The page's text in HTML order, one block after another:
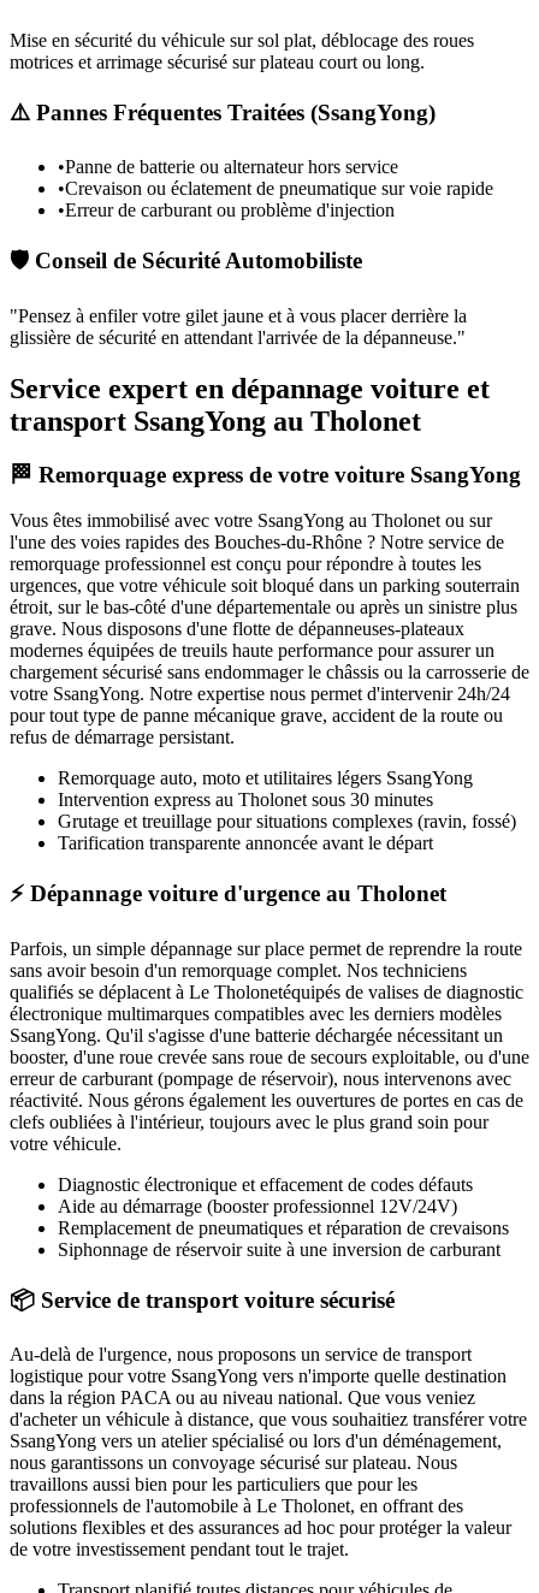
Mise en sécurité du véhicule sur sol plat, déblocage des roues
motrices et arrimage sécurisé sur plateau court ou long.
⚠️ Pannes Fréquentes Traitées (SsangYong)
•Panne de batterie ou alternateur hors service
•Crevaison ou éclatement de pneumatique sur voie rapide
•Erreur de carburant ou problème d'injection
🛡️ Conseil de Sécurité Automobiliste
"Pensez à enfiler votre gilet jaune et à vous placer derrière la
glissière de sécurité en attendant l'arrivée de la dépanneuse."
Service expert en dépannage voiture et
transport SsangYong au Tholonet
🏁 Remorquage express de votre voiture SsangYong
Vous êtes immobilisé avec votre SsangYong au Tholonet ou sur
l'une des voies rapides des Bouches-du-Rhône ? Notre service de
remorquage professionnel est conçu pour répondre à toutes les
urgences, que votre véhicule soit bloqué dans un parking souterrain
étroit, sur le bas-côté d'une départementale ou après un sinistre plus
grave. Nous disposons d'une flotte de dépanneuses-plateaux
modernes équipées de treuils haute performance pour assurer un
chargement sécurisé sans endommager le châssis ou la carrosserie de
votre SsangYong. Notre expertise nous permet d'intervenir 24h/24
pour tout type de panne mécanique grave, accident de la route ou
refus de démarrage persistant.
Remorquage auto, moto et utilitaires légers SsangYong
Intervention express au Tholonet sous 30 minutes
Grutage et treuillage pour situations complexes (ravin, fossé)
Tarification transparente annoncée avant le départ
⚡ Dépannage voiture d'urgence au Tholonet
Parfois, un simple dépannage sur place permet de reprendre la route
sans avoir besoin d'un remorquage complet. Nos techniciens
qualifiés se déplacent à Le Tholonetéquipés de valises de diagnostic
électronique multimarques compatibles avec les derniers modèles
SsangYong. Qu'il s'agisse d'une batterie déchargée nécessitant un
booster, d'une roue crevée sans roue de secours exploitable, ou d'une
erreur de carburant (pompage de réservoir), nous intervenons avec
réactivité. Nous gérons également les ouvertures de portes en cas de
clefs oubliées à l'intérieur, toujours avec le plus grand soin pour
votre véhicule.
Diagnostic électronique et effacement de codes défauts
Aide au démarrage (booster professionnel 12V/24V)
Remplacement de pneumatiques et réparation de crevaisons
Siphonnage de réservoir suite à une inversion de carburant
📦 Service de transport voiture sécurisé
Au-delà de l'urgence, nous proposons un service de transport
logistique pour votre SsangYong vers n'importe quelle destination
dans la région PACA ou au niveau national. Que vous veniez
d'acheter un véhicule à distance, que vous souhaitiez transférer votre
SsangYong vers un atelier spécialisé ou lors d'un déménagement,
nous garantissons un convoyage sécurisé sur plateau. Nous
travaillons aussi bien pour les particuliers que pour les
professionnels de l'automobile à Le Tholonet, en offrant des
solutions flexibles et des assurances ad hoc pour protéger la valeur
de votre investissement pendant tout le trajet.